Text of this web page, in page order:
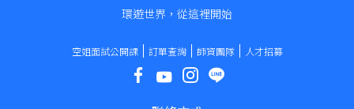
環遊世界，從這裡開始
空姐面試公開課 訂單查詢 師資團隊 人才招募